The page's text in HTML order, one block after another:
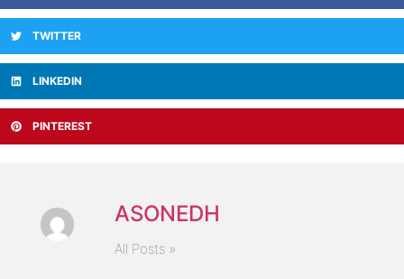
TWITTER
LINKEDIN
PINTEREST
ASONEDH
All Posts »